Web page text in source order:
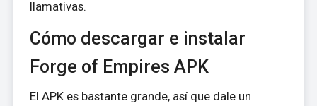
llamativas.
Cómo descargar e instalar
Forge of Empires APK
El APK es bastante grande, así que dale un